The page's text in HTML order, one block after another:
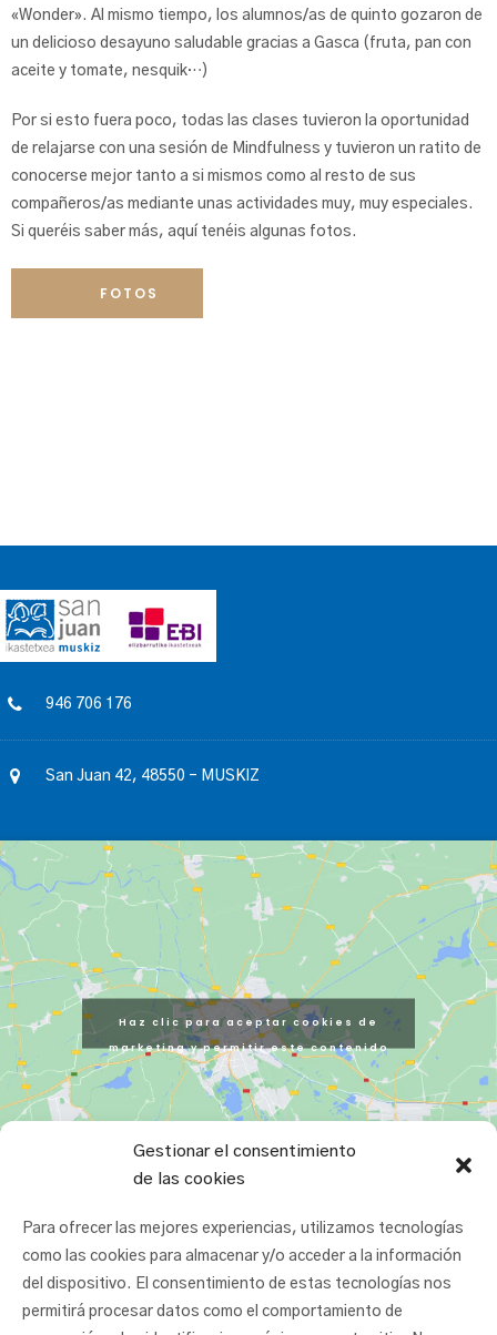
Gestionar el consentimiento
de las cookies
Para ofrecer las mejores experiencias, utilizamos tecnologías
como las cookies para almacenar y/o acceder a la información
del dispositivo. El consentimiento de estas tecnologías nos
permitirá procesar datos como el comportamiento de
«Wonder». Al mismo tiempo, los alumnos/as de quinto gozaron de
un delicioso desayuno saludable gracias a Gasca (fruta, pan con
aceite y tomate, nesquik…)
Por si esto fuera poco, todas las clases tuvieron la oportunidad
de relajarse con una sesión de Mindfulness y tuvieron un ratito de
conocerse mejor tanto a si mismos como al resto de sus
compañeros/as mediante unas actividades muy, muy especiales.
Si queréis saber más, aquí tenéis algunas fotos.
FOTOS
946 706 176
San Juan 42, 48550 – MUSKIZ
Haz clic para aceptar cookies de
marketing y permitir este contenido